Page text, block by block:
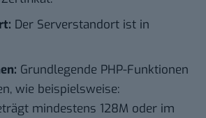
Der Serverstandort ist in
Grundlegende PHP-Funktionen
wie beispielsweise:
mindestens 128M oder im